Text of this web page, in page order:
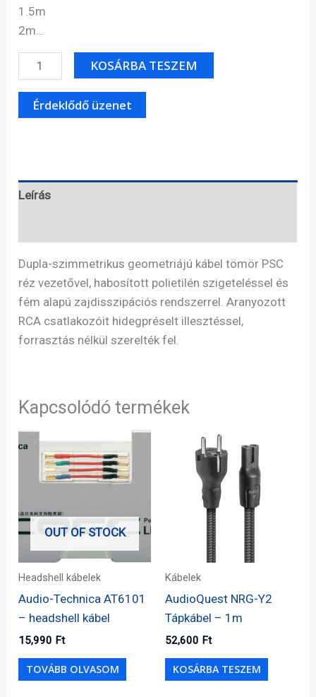
1.5m
2m…
AudioQuest
Golden
Gate
analóg
kábel
KOSÁRBA TESZEM
Leírás
Dupla-szimmetrikus geometriájú kábel tömör PSC
réz vezetővel, habosított polietilén szigeteléssel és
fém alapú zajdisszipációs rendszerrel. Aranyozott
RCA csatlakozóit hidegpréselt illesztéssel,
forrasztás nélkül szerelték fel.
Kapcsolódó termékek
OUT OF STOCK
Headshell kábelek
Audio-Technica AT6101
– headshell kábel
15,990 Ft
TOVÁBB OLVASOM
Kábelek
AudioQuest NRG-Y2
Tápkábel – 1m
52,600 Ft
KOSÁRBA TESZEM